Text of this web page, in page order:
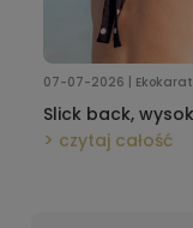
07-07-2026 | Ekokarat
Slick back,
dobrać kolczyki
czytaj całość